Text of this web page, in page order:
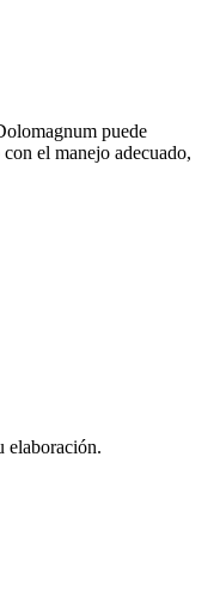
puede
el manejo adecuado,
elaboración.